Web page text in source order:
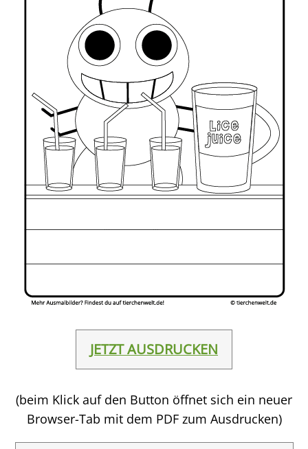
JETZT AUSDRUCKEN
(beim Klick auf den Button öffnet sich ein neuer
Browser-Tab mit dem PDF zum Ausdrucken)